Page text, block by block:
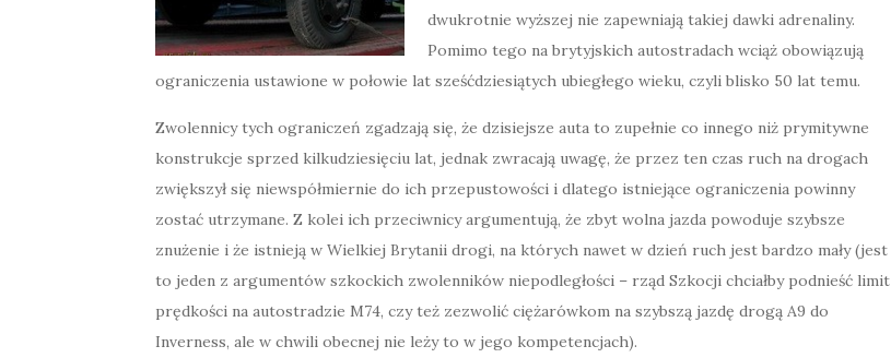
dwukrotnie wyższej nie zapewniają takiej dawki adrenaliny.
Pomimo tego na brytyjskich autostradach wciąż obowiązują
ograniczenia ustawione w połowie lat sześćdziesiątych ubiegłego wieku, czyli blisko 50 lat temu.
Zwolennicy tych ograniczeń zgadzają się, że dzisiejsze auta to zupełnie co innego niż prymitywne
konstrukcje sprzed kilkudziesięciu lat, jednak zwracają uwagę, że przez ten czas ruch na drogach
zwiększył się niewspółmiernie do ich przepustowości i dlatego istniejące ograniczenia powinny
zostać utrzymane. Z kolei ich przeciwnicy argumentują, że zbyt wolna jazda powoduje szybsze
znużenie i że istnieją w Wielkiej Brytanii drogi, na których nawet w dzień ruch jest bardzo mały (jest
to jeden z argumentów szkockich zwolenników niepodległości – rząd Szkocji chciałby podnieść limit
prędkości na autostradzie M74, czy też zezwolić ciężarówkom na szybszą jazdę drogą A9 do
Inverness, ale w chwili obecnej nie leży to w jego kompetencjach).